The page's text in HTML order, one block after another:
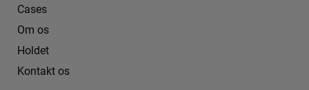
Cases
Om os
Holdet
Kontakt os